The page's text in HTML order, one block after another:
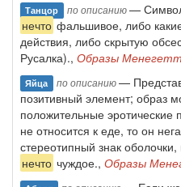
Танцор по описанию—
нечто фальшивое, либо
действия, либо скрытую
Русалка)., Образы
Яйца по описанию—
позитивный элемент; образ
положительные эротические
не относится к еде, то он
стерео­типный знак
нечто чуждое., Образы